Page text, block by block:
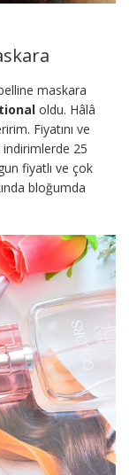
maskara
oldu. Hâlâ
Fiyatını ve
indirimlerde 25
fiyatlı ve çok
bloğumda